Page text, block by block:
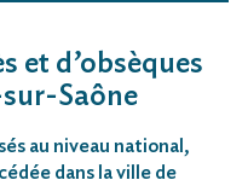
et d’obsèques
Saône
au niveau national,
dans la ville de